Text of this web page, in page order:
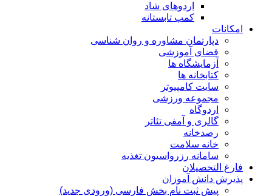
اردوهای شاد
کمپ تابستانه
امکانات
دپارتمان مشاوره و روان شناسی
فضای آموزشی
آزمایشگاه ها
کتابخانه ها
سایت کامپیوتر
مجموعه ورزشی
اردوگاه
گالری و آمفی تئاتر
رصدخانه
خانه سلامت
سامانه رزرواسیون تغذیه
فارغ التحصیلان
پذیرش دانش آموزان
پیش ثبت نام بخش فارسی (ورودی جدید)